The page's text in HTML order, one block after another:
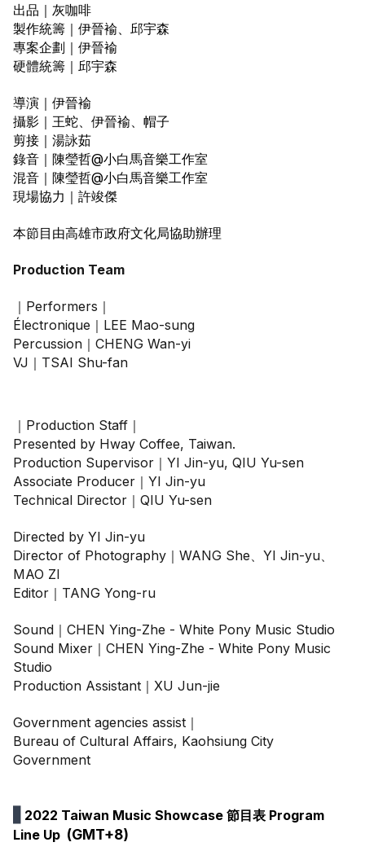
出品｜灰咖啡
製作統籌｜伊晉褕、邱宇森
專案企劃｜伊晉褕
硬體統籌｜邱宇森
導演｜伊晉褕
攝影｜王蛇、伊晉褕、帽子
剪接｜湯詠茹
錄音｜陳瑩哲@小白馬音樂工作室
混音｜陳瑩哲@小白馬音樂工作室
現場協力｜許竣傑
本節目由高雄市政府文化局協助辦理
Production Team
｜Performers｜
Électronique｜LEE Mao-sung
Percussion｜CHENG Wan-yi
VJ｜TSAI Shu-fan
｜Production Staff｜
Presented by Hway Coffee, Taiwan.
Production Supervisor｜YI Jin-yu, QIU Yu-sen
Associate Producer｜YI Jin-yu
Technical Director｜QIU Yu-sen
Directed by YI Jin-yu
Director of Photography｜WANG She、YI Jin-yu、
MAO ZI
Editor｜TANG Yong-ru
Sound｜CHEN Ying-Zhe - White Pony Music Studio
Sound Mixer｜CHEN Ying-Zhe - White Pony Music
Studio
Production Assistant｜XU Jun-jie
Government agencies assist｜
Bureau of Cultural Affairs, Kaohsiung City
Government
2022 Taiwan Music Showcase 節目表 Program
Line Up (GMT+8)